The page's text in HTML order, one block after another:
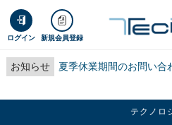
ログイン 新規会員登録
お知らせ 夏季休業期間のお問い合
テクノロ